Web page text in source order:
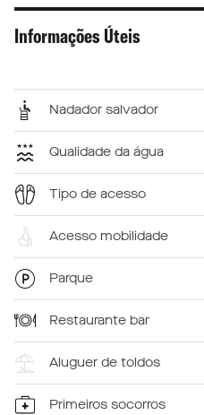
Informações Úteis
Nadador salvador
Qualidade da água
Tipo de acesso
Acesso mobilidade
Parque
Restaurante bar
Aluguer de toldos
Primeiros socorros